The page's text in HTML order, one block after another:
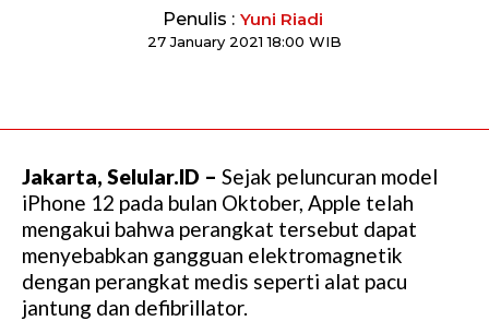
Penulis : Yuni Riadi
27 January 2021 18:00 WIB
Jakarta, Selular.ID – Sejak peluncuran model
iPhone 12 pada bulan Oktober, Apple telah
mengakui bahwa perangkat tersebut dapat
menyebabkan gangguan elektromagnetik
dengan perangkat medis seperti alat pacu
jantung dan defibrillator.